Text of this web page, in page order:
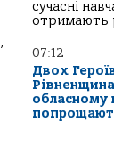
,
сучасні
отримають
07:12
Двох
обласному